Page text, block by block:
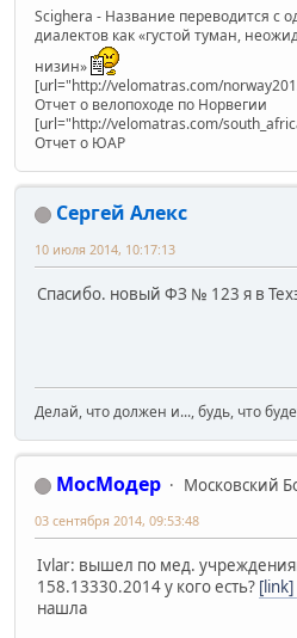
Scighera - Название переводится с
диалектов как «густой туман,
низин»
[url="http://velomatras.com/
Отчет о велопоходе по Норвегии
[url="http://velomatras.com/
Отчет о ЮАР
Сергей Алекс
10 июля 2014, 10:17:13
Спасибо. новый ФЗ № 123 я в
Делай, что должен и..., будь, что
МосМодер Московский
03 сентября 2014, 09:53:48
Ivlar: вышел по мед.
158.13330.2014 у кого есть? [link]
нашла